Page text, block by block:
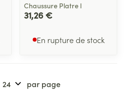
Chaussure Platre l
31,26 €
En rupture de stock
par page